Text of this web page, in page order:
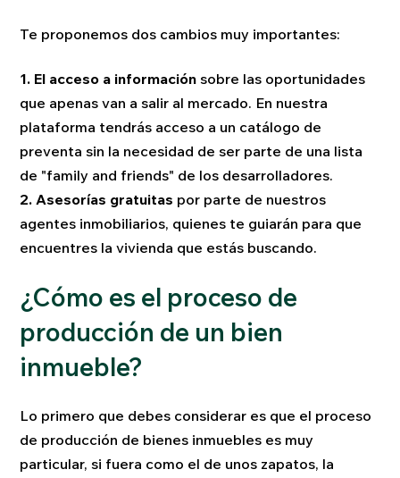
Te proponemos dos cambios muy importantes:
1. El acceso a información sobre las oportunidades
que apenas van a salir al mercado. En nuestra
plataforma tendrás acceso a un catálogo de
preventa sin la necesidad de ser parte de una lista
de "family and friends" de los desarrolladores.
2. Asesorías gratuitas por parte de nuestros
agentes inmobiliarios, quienes te guiarán para que
encuentres la vivienda que estás buscando.
¿Cómo es el proceso de
producción de un bien
inmueble?
Lo primero que debes considerar es que el proceso
de producción de bienes inmuebles es muy
particular, si fuera como el de unos zapatos, la